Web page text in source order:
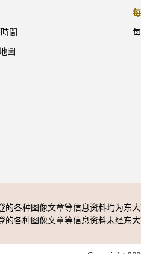
間
圖
的各种图像文章等信息资料均为东
的各种图像文章等信息资料未经东